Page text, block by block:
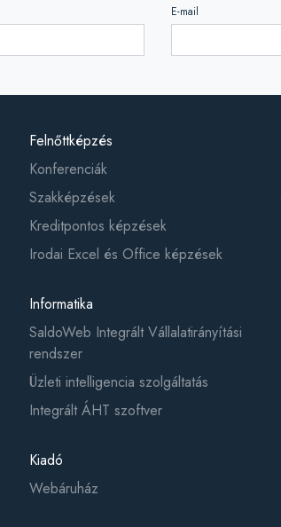
E-mail
Felnőttképzés
Konferenciák
Szakképzések
Kreditpontos képzések
Irodai Excel és Office képzések
Informatika
SaldoWeb Integrált Vállalatirányítási
rendszer
Üzleti intelligencia szolgáltatás
Integrált ÁHT szoftver
Kiadó
Webáruház